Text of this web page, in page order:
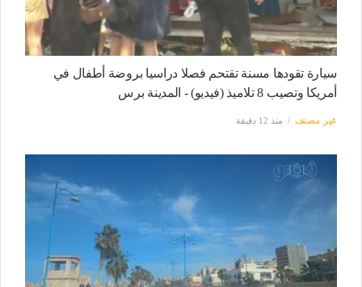
سيارة تقودها مسنة تقتحم فصلا دراسيا بروضة أطفال في
أمريكا وتصيب 8 تلاميذ (فيديو) - المدينة برس
غير مصنف منذ 12 دقيقة